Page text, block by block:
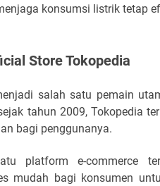
konsumsi listrik tetap
Store Tokopedia
salah satu pemain
tahun 2009, Tokopedia
bagi penggunanya.
platform e-commerce
mudah bagi konsumen